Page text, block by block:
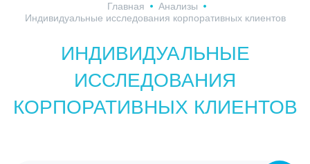
Главная
Анализы
Индивидуальные исследования корпоративных клиентов
ИНДИВИДУАЛЬНЫЕ
ИССЛЕДОВАНИЯ
КОРПОРАТИВНЫХ КЛИЕНТОВ